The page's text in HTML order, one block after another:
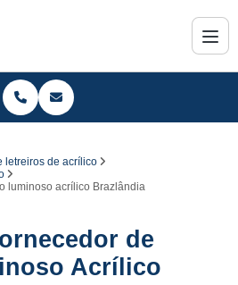
letreiros de acrílico
luminoso acrílico Brazlândia
de
Acrílico